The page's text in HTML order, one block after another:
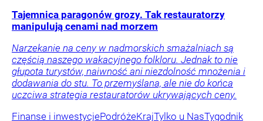
Tajemnica paragonów grozy. Tak restauratorzy
manipulują cenami nad morzem
Narzekanie na ceny w nadmorskich smażalniach są
częścią naszego wakacyjnego folkloru. Jednak to nie
głupota turystów, naiwność ani niezdolność mnożenia i
dodawania do stu. To przemyślana, ale nie do końca
uczciwa strategia restauratorów ukrywających ceny.
Finanse i inwestycjePodróżeKrajTylko u NasTygodnik